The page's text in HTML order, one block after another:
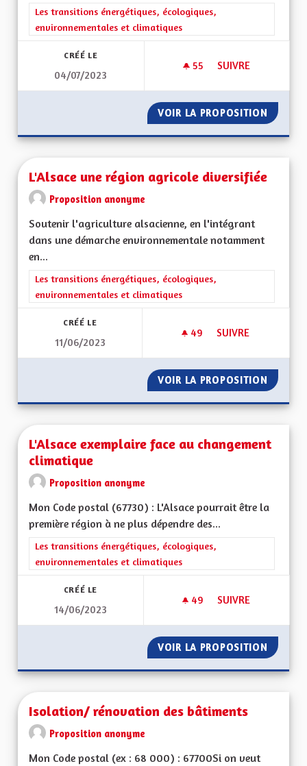
Filtrer les résultats de la catégorie : Les transitions
Les transitions énergétiques, écologiques,
environnementales et climatiques
CRÉÉ LE
04/07/2023
55 55 ABONNÉS
SUIVRE
VOIR LA PROPOSITION
L'Alsace une région agricole diversifiée
Proposition anonyme
Soutenir l'agriculture alsacienne, en l'intégrant
dans une démarche environnementale notamment
en...
Filtrer les résultats de la catégorie : Les transitions
Les transitions énergétiques, écologiques,
environnementales et climatiques
CRÉÉ LE
11/06/2023
49 49 ABONNÉS
SUIVRE
VOIR LA PROPOSITION
L'Alsace exemplaire face au changement
climatique
Proposition anonyme
Mon Code postal (67730) : L'Alsace pourrait être la
première région à ne plus dépendre des...
Filtrer les résultats de la catégorie : Les transitions
Les transitions énergétiques, écologiques,
environnementales et climatiques
CRÉÉ LE
14/06/2023
49 49 ABONNÉS
SUIVRE
VOIR LA PROPOSITION
Isolation/ rénovation des bâtiments
Proposition anonyme
Mon Code postal (ex : 68 000) : 67700Si on veut